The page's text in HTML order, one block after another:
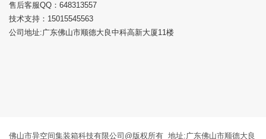
售后客服QQ：648313557
技术支持：15015545563
公司地址:广东佛山市顺德大良中科高新大厦11楼
佛山市异空间集装箱科技有限公司@版权所有 地址:广东佛山市顺德大良